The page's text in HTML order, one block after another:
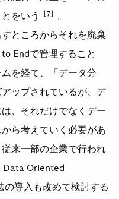
をいう
［7］ 。
ところからそれを廃棄
Endで管理すること
を経て、「データ分
ップされているが、デ
、それだけでなくデー
ら考えていく必要があ
来一部の企業で行われ
Data Oriented
導入も改めて検討する